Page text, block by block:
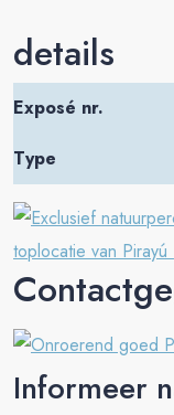
details
Exposé nr.
Type
Informeer